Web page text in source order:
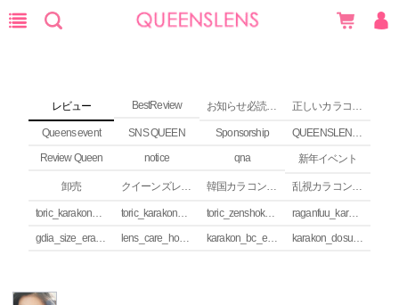
レビュー BestReview お知らせ必読 (NEWS) 正しいカラコンの使い方
Queens event SNS QUEEN Sponsorship
QUEENSLENS Affiliate Program
Review Queen
notice qna 新年イベント
卸売 クイーンズレンズ カラコンコラム 韓国カラコンguide 乱視カラコンの安全性
toric_karakon_takai_riyuu toric_karakon_real_review toric_zenshoku_review
raganfuu_karakon_erabikata
gdia_size_erabikata
lens_care_houhou karakon_bc_erabikata karakon_dosuu_erabikata